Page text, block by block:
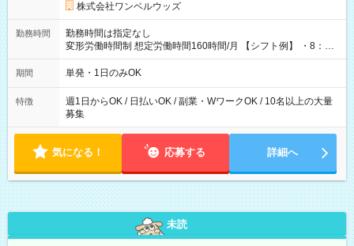
株式会社ワンベルウッズ
勤務時間
勤務時間は指定なし
変形労働時間制 想定労働時間160時間/月 【シフト例】 ・8：00
～21：00
期間 単発・1日のみOK
特徴
週1日からOK / 日払いOK / 副業・WワークOK / 10名以上の大量
募集
気になる！ 応募する 詳細へ
未読